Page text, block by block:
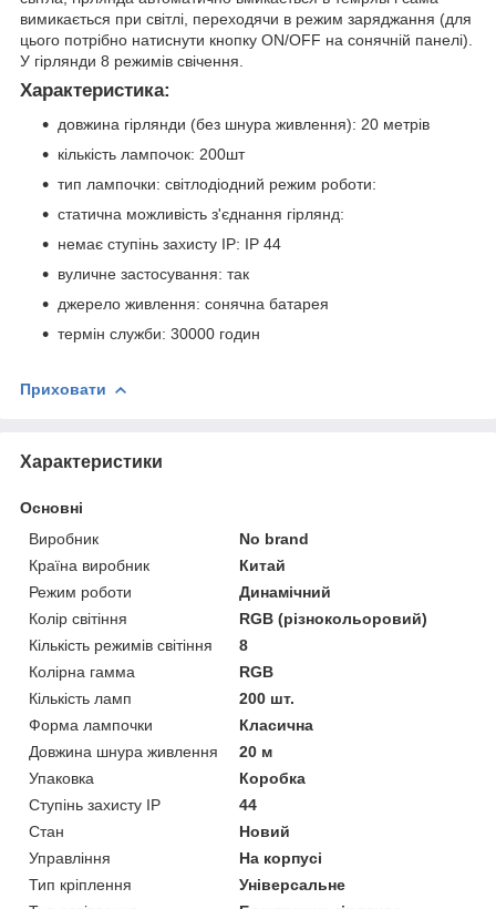
вимикається при світлі, переходячи в режим заряджання (для
цього потрібно натиснути кнопку ON/OFF на сонячній панелі).
У гірлянди 8 режимів свічення.
Характеристика:
довжина гірлянди (без шнура живлення): 20 метрів
кількість лампочок: 200шт
тип лампочки: світлодіодний режим роботи:
статична можливість з'єднання гірлянд:
немає ступінь захисту IP: IP 44
вуличне застосування: так
джерело живлення: сонячна батарея
термін служби: 30000 годин
Приховати
Характеристики
Основні
Виробник
No brand
Країна виробник
Китай
Режим роботи
Динамічний
Колір світіння
RGB (різнокольоровий)
Кількість режимів світіння
8
Колірна гамма
RGB
Кількість ламп
200 шт.
Форма лампочки
Класична
Довжина шнура живлення
20 м
Упаковка
Коробка
Ступінь захисту IP
44
Стан
Новий
Управління
На корпусі
Тип кріплення
Універсальне